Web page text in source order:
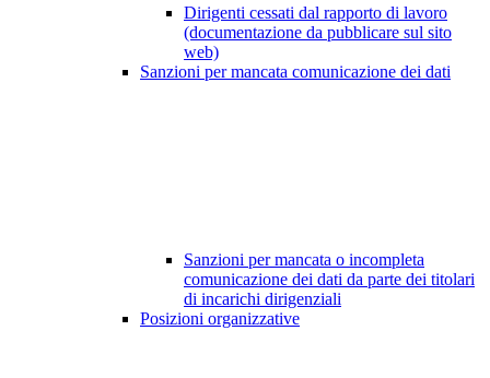
Dirigenti cessati dal rapporto di lavoro
(documentazione da pubblicare sul sito
web)
Sanzioni per mancata comunicazione dei dati
Sanzioni per mancata o incompleta
comunicazione dei dati da parte dei titolari
di incarichi dirigenziali
Posizioni organizzative